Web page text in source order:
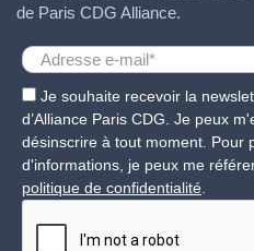
de Paris CDG Alliance.
Je souhaite recevoir la
d’Alliance Paris CDG. Je peux
désinscrire à tout moment. Pour
d'informations, je peux me
politique de confidentialité